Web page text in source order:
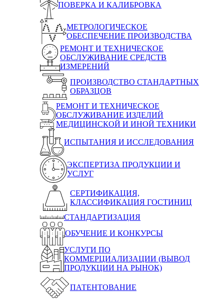
ПОВЕРКА И КАЛИБРОВКА
МЕТРОЛОГИЧЕСКОЕ
ОБЕСПЕЧЕНИЕ ПРОИЗВОДСТВА
РЕМОНТ И ТЕХНИЧЕСКОЕ
ОБСЛУЖИВАНИЕ СРЕДСТВ
ИЗМЕРЕНИЙ
ПРОИЗВОДСТВО СТАНДАРТНЫХ
ОБРАЗЦОВ
РЕМОНТ И ТЕХНИЧЕСКОЕ
ОБСЛУЖИВАНИЕ ИЗДЕЛИЙ
МЕДИЦИНСКОЙ И ИНОЙ ТЕХНИКИ
ИСПЫТАНИЯ И ИССЛЕДОВАНИЯ
ЭКСПЕРТИЗА ПРОДУКЦИИ И
УСЛУГ
СЕРТИФИКАЦИЯ,
КЛАССИФИКАЦИЯ ГОСТИНИЦ
СТАНДАРТИЗАЦИЯ
ОБУЧЕНИЕ И КОНКУРСЫ
УСЛУГИ ПО
КОММЕРЦИАЛИЗАЦИИ (ВЫВОД
ПРОДУКЦИИ НА РЫНОК)
ПАТЕНТОВАНИЕ